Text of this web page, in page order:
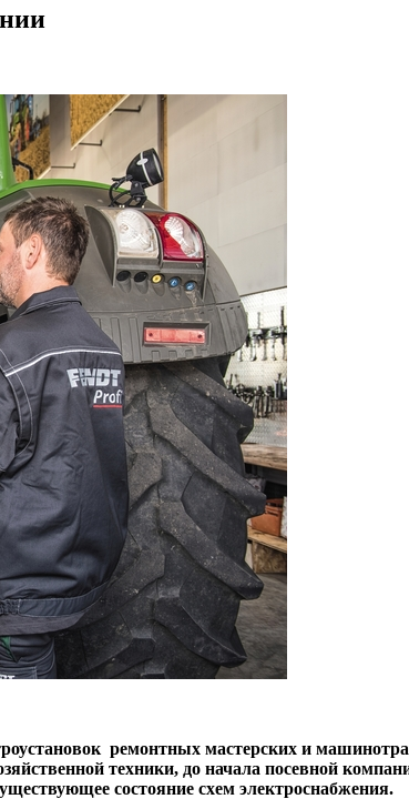
ремонтных мастерских и
техники, до начала посевной
состояние схем электроснабжения.